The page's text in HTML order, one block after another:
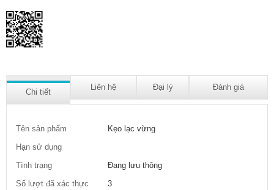
Chi tiết
Liên hệ Đại lý Đánh giá
Tên sản phẩm
Kẹo lạc vừng
Hạn sử dụng
Tình trạng
Đang lưu thông
Số lượt đã xác thực
3